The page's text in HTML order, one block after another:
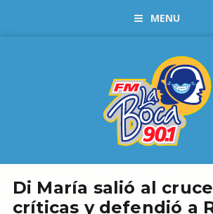
MENU
Di María salió al
críticas y defendió a